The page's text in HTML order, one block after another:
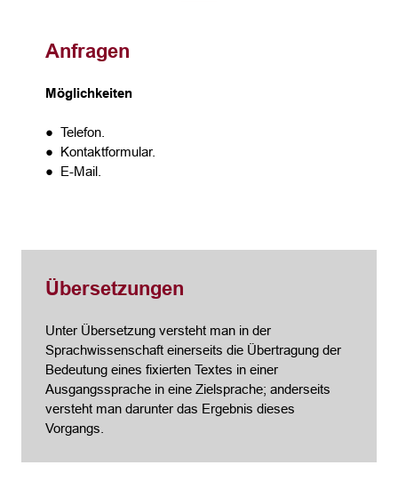
Anfragen
Möglichkeiten
● Telefon.
● Kontaktformular.
● E-Mail.
Übersetzungen
Unter Übersetzung versteht man in der
Sprachwissenschaft einerseits die Übertragung der
Bedeutung eines fixierten Textes in einer
Ausgangssprache in eine Zielsprache; anderseits
versteht man darunter das Ergebnis dieses
Vorgangs.